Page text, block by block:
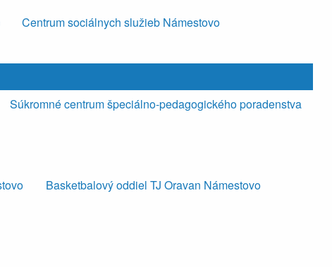
Centrum sociálnych služieb Námestovo
Súkromné centrum špeciálno-pedagogického poradenstva
Basketbalový oddiel TJ Oravan Námestovo